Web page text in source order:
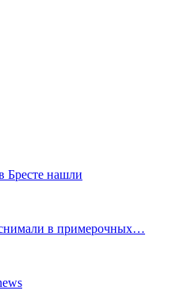
Бресте нашли
в примерочных…